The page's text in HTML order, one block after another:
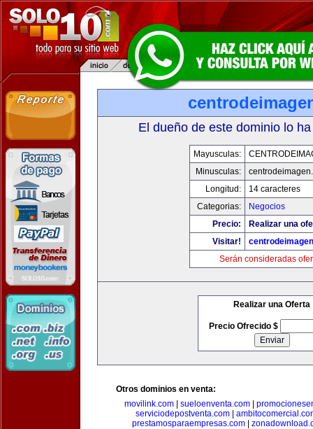
El dueño de este dominio lo
Mayusculas:
Minusculas:
Longitud:
14 caracteres
Categorias:
Negocios
Precio:
Realizar una
Visitar!
Serán consideradas
Realizar una Oferta
Precio Ofrecido $
Otros dominios en venta:
movilink.com
sueloenventa.com
serviciodepostventa.com
prestamosparaempresas.com